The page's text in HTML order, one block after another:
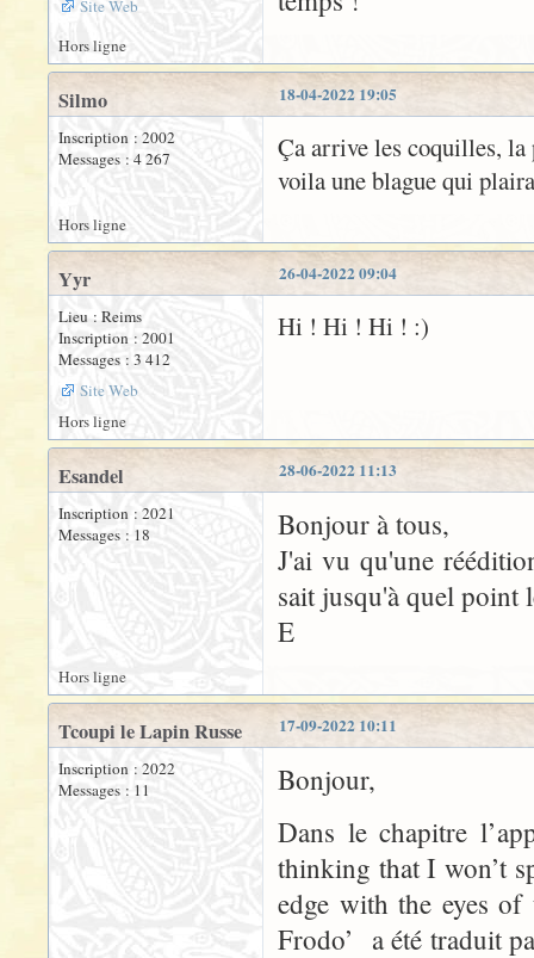
Site Web
Hors ligne
18-04-2022 19:05
Silmo
Inscription : 2002
Messages : 4 267
Ça arrive les coquilles,
voila une blague qui
Hors ligne
26-04-2022 09:04
Yyr
Lieu : Reims
Inscription : 2001
Messages : 3 412
Site Web
Hi ! Hi ! Hi ! :)
Hors ligne
28-06-2022 11:13
Esandel
Inscription : 2021
Messages : 18
Bonjour à tous,
J'ai vu qu'une
sait jusqu'à quel point
E
Hors ligne
17-09-2022 10:11
Tcoupi le Lapin Russe
Inscription : 2022
Messages : 11
Bonjour,
Dans le chapitre
thinking that I won’t
edge with the eyes
Frodo’ a été traduit